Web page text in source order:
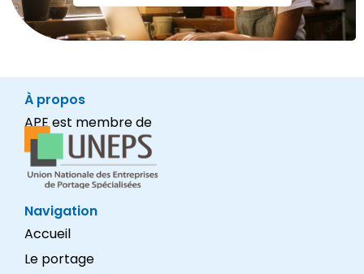
À propos
APE est membre de
Navigation
Accueil
Le portage